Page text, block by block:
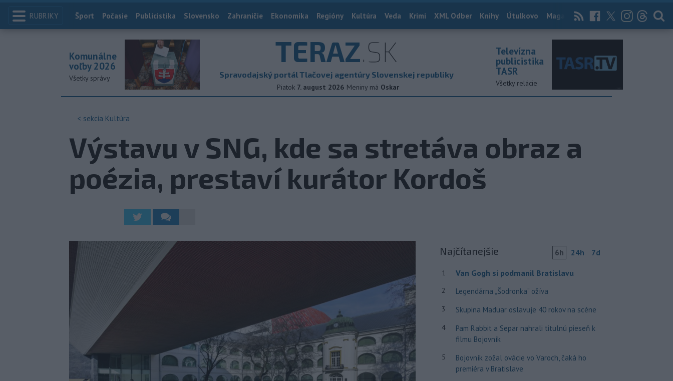
RUBRIKY Index
Šport Počasie Publicistika Slovensko Zahraničie Ekonomika Regióny Kultúra Veda Krimi XML Odber Knihy Útulkovo Magazín News Now Archív
TERAZ.SK
Spravodajský portál Tlačovej agentúry Slovenskej republiky
Piatok 7. august 2026 Meniny má Oskar
Komunálne
voľby 2026
Všetky správy
Televízna
publicistika
TASR
Všetky relácie
< sekcia Kultúra
Výstavu v SNG, kde sa stretáva obraz a
poézia, prestaví kurátor Kordoš
Najčítanejšie 6h 24h 7d
1 Van Gogh si podmanil Bratislavu
2 Legendárna „Šodronka“ ožíva
3 Skupina Maduar oslavuje 40 rokov na scéne
4
Pam Rabbit a Separ nahrali titulnú pieseň k
filmu Bojovník
5
Bojovník zožal ovácie vo Varoch, čaká ho
premiéra v Bratislave